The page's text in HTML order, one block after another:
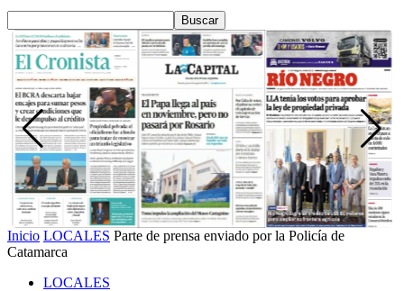
Inicio LOCALES Parte de prensa enviado por la Policía de
Catamarca
LOCALES